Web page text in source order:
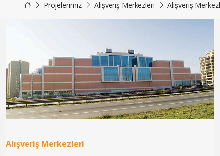
Projelerimiz Alışveriş Merkezleri Alışveriş
Alışveriş Merkezleri